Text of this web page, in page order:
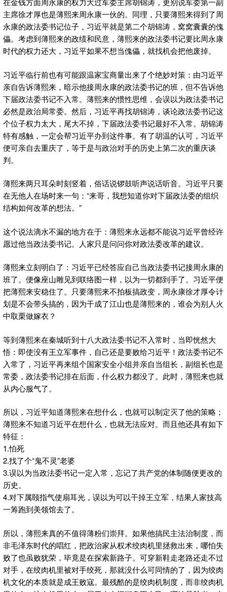
主席徐才厚也是薄熙来周永康一伙的。同理，只要薄熙来得到了周
永康的政法委书记位子，习近平就是第二个胡锦涛，窝窝囊囊的傀
儡。考虑到薄熙来的政绩和民意，薄熙来的政法委书记要比周永康
时代的权力还大，习近平如果不想当傀儡，就找机会把他废掉。
习近平临行前也有可能跟温家宝商量出来了个绝妙对策：由习近平
亲自告诉薄熙来，暗示他接周永康的政法委书记的班，但不告诉他
下届政法委书记不入常。薄熙来的惯性思维，会误以为政法委书记
必然是政治局常委。然后，习近平再找胡锦涛，谈论政法委书记这
个位子权力太大，尾大不掉，下届政法委书记最好不入常。胡锦涛
特有感触，一定会帮习近平办到这件事。有了胡温的认可，习近平
便可亲自去重庆了，等于是与政治对手的历史上第二次的重庆谈
判。
薄熙来两只耳朵时刻竖着，俗话说锣鼓听声说话听音。习近平只要
在无他人在场时来一句：“来哥，我想知道你对下届政法委的组织
结构如何改革的想法。”
这个说法滴水不漏的地方在于：薄熙来永远都不能说习近平曾经许
愿过他当政法委书记。人家只是问问你对政法委改革的建议。
薄熙来立刻明白了：习近平已经答应自己当政法委书记接周永康的
班了。便像座山雕见到联络图一样，以为一切都到手了。习近平便
把薄熙来安稳住了。只要薄熙来不拍板搞政变，周永康徐才厚令计
划是不会带头搞的，因为干成了江山也是薄熙来的，谁会为别人火
中取栗做嫁衣？
等到薄熙来在秦城听到十八大政法委书记不入常时，当即恍然大
悟：即使没有王立军事件，自己还是要败给习近平！政法委书记不
入常了，习近平再来组个国家安全小组并亲自当组长，副组长也是
常委，政法委书记排在后面，什么权力都没了。此时，薄熙来也就
从内心服气了。
所以，习近平知道薄熙来在想什么，也就可以制定灭了他的策略；
薄熙来不知道习近平在想什么，也就无法应对。而且他还具有如下
特征：
1.怕死
2.找了个“鬼不灵”老婆
3.误以为当政法委书记一定入常，忘记了共产党的体制随便更改的
历史。
4.对下属颐指气使扇耳光，误以为可以干掉王立军，结果人家技高
一筹跑到美领馆去了。
所以，薄熙来真的不值得薄粉们崇拜。如果他搞民主法治制度，而
非毛泽东时代的唱红，把政治家从权术绞肉机里拯救出来，哪怕失
败了也虽败犹荣，毕竟是在探索新路子。可穿新鞋走老路还走不过
对手，在绞肉机里被对手绞死，那就没什么可同情的了，因为绞肉
机文化的本质就是成王败寇。最残酷的是绞肉机制度，而非绞肉机